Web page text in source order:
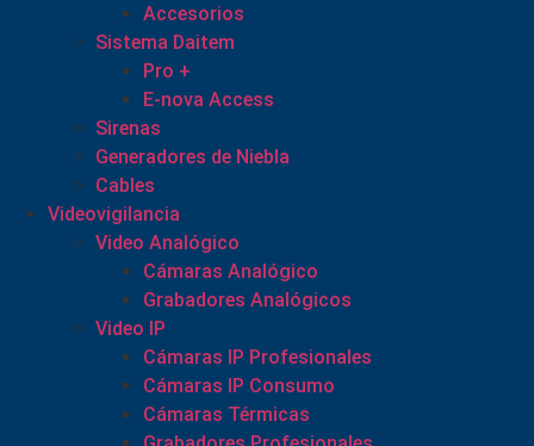
Accesorios
Sistema Daitem
Pro +
E-nova Access
Sirenas
Generadores de Niebla
Cables
Videovigilancia
Video Analógico
Cámaras Analógico
Grabadores Analógicos
Video IP
Cámaras IP Profesionales
Cámaras IP Consumo
Cámaras Térmicas